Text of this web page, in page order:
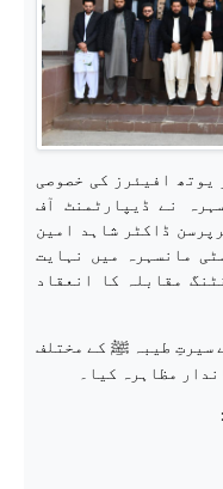
یوتھ افیئرز کی خصوصی
نے ڈیپارٹمنٹ آف
ڈاکٹر شاہد امین
مانسہرہ میں نہایت
مقابلہ کا انعقاد
سیرتِ طیبہ ﷺ کے مختلف
مظاہرہ کیا۔